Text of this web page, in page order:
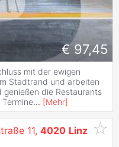
€ 97,45
mit der ewigen
Stadtrand und arbeiten
genießen die Restaurants
... [Mehr]
11, 4020 Linz